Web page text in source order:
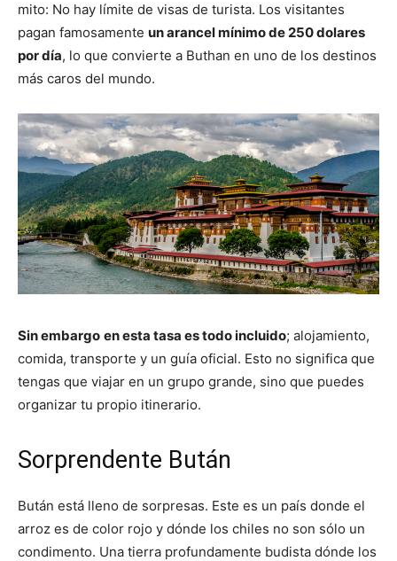
mito: No hay límite de visas de turista. Los visitantes
pagan famosamente un arancel mínimo de 250 dolares
por día, lo que convierte a Buthan en uno de los destinos
más caros del mundo.
Sin embargo en esta tasa es todo incluido; alojamiento,
comida, transporte y un guía oficial. Esto no significa que
tengas que viajar en un grupo grande, sino que puedes
organizar tu propio itinerario.
Sorprendente Bután
Bután está lleno de sorpresas. Este es un país donde el
arroz es de color rojo y dónde los chiles no son sólo un
condimento. Una tierra profundamente budista dónde los